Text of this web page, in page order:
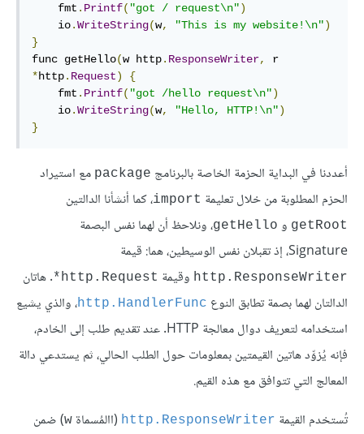
    fmt
. Printf( "got / request\n")
    io
.WriteString(w, "This is my website!\n")
}
func getHello(w http. ResponseWriter,
*http. Request)
{
    fmt
. Printf( "got /hello request\n")
    io
.WriteString(w, "Hello, HTTP!\n")
}
أعددنا في البداية الحزمة الخاصة بالبرنامج package مع استيراد
الحزم المطلوبة من خلال تعليمة import، كما أنشأنا الدالتين
getRoot و getHello، ونلاحظ أن لهما نفس البصمة
Signature، إذ تقبلان نفس الوسيطين، هما: قيمة
http.ResponseWriter وقيمة http.Request*
. هاتان
الدالتان لهما بصمة تطابق النوع http.HandlerFunc، والذي يشيع
استخدامه لتعريف دوال معالجة HTTP. عند تقديم طلب إلى الخادم،
فإنه يُزوِّد هاتين القيمتين بمعلومات حول الطلب الحالي، ثم يستدعي دالة
المعالج التي تتوافق مع هذه القيم.
تُستخدم القيمة http.ResponseWriter (االمُسماة w) ضمن